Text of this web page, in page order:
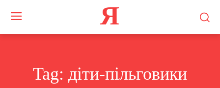
Я
Tag: діти-пільговики